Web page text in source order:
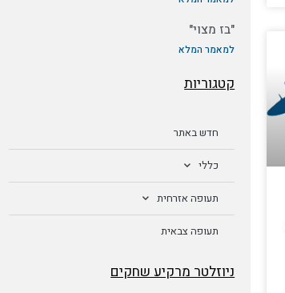
"בז מצוי"
למאמר המלא
קטגוריות
חדש באתר
כללי
תעופה אזרחית
תעופה צבאית
ניוזלטר מרקיע שחקים